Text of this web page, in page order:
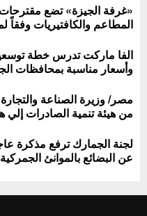
«غرفة الجيزة» تضع
المطاعم والكافتيريات وفقاً
الفا ماركت تدرس خطة
وأسعار مناسبة بمحافظات
مصر/ وزيرة الصناعة
من هيئة تنمية الصادرات إلي
لجنة الجمارك ترفع مذكرة
عن البضائع بالموانئ الجمركية